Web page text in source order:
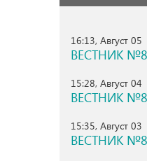
16:13, Август 05
ВЕСТНИК
15:28, Август 04
ВЕСТНИК
15:35, Август 03
ВЕСТНИК